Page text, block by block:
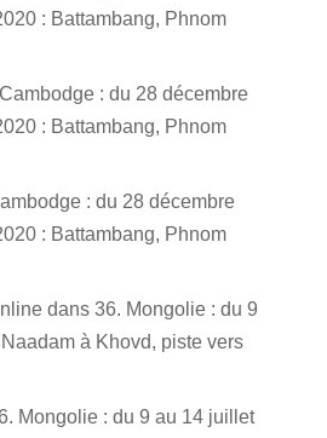
: Battambang, Phnom
: du 28 décembre
: Battambang, Phnom
: du 28 décembre
: Battambang, Phnom
dans 36. Mongolie : du 9
à Khovd, piste vers
Mongolie : du 9 au 14 juillet